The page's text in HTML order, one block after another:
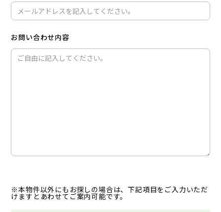
お問い合わせ内容
※本物件以外にもお探しの場合は、下記項目をご入力いただ
けますとあわせてご案内可能です。